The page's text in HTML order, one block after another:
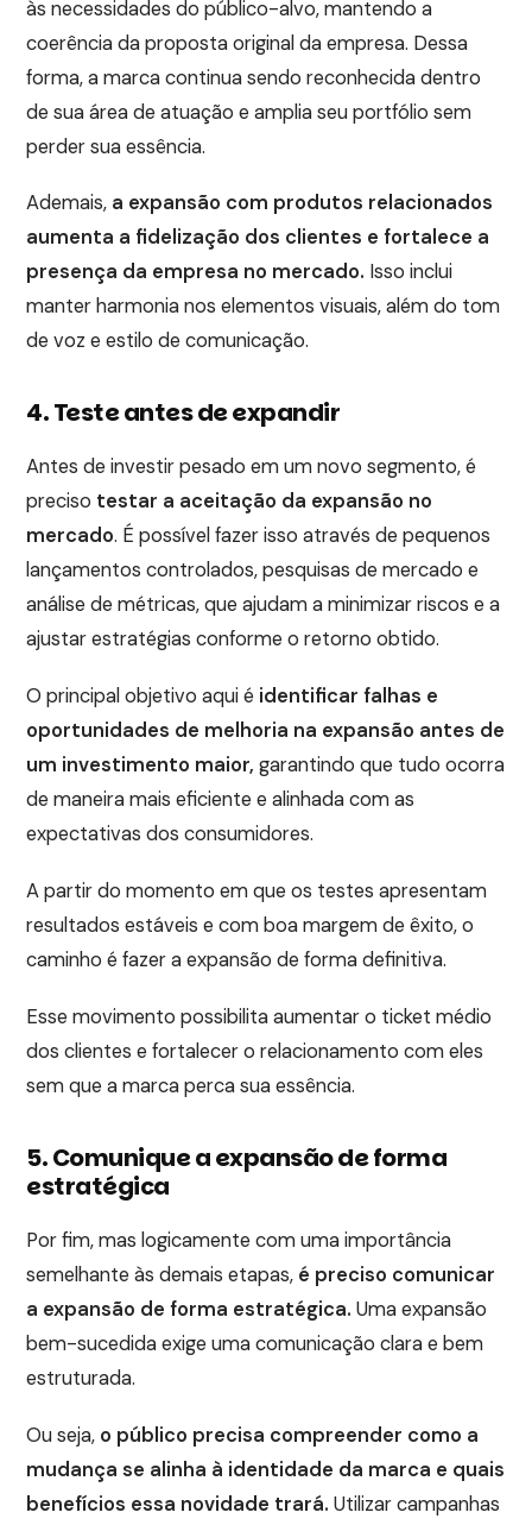
às necessidades do público-alvo, mantendo a
coerência da proposta original da empresa. Dessa
forma, a marca continua sendo reconhecida dentro
de sua área de atuação e amplia seu portfólio sem
perder sua essência.
Ademais, a expansão com produtos relacionados
aumenta a fidelização dos clientes e fortalece a
presença da empresa no mercado. Isso inclui
manter harmonia nos elementos visuais, além do tom
de voz e estilo de comunicação.
4. Teste antes de expandir
Antes de investir pesado em um novo segmento, é
preciso testar a aceitação da expansão no
mercado. É possível fazer isso através de pequenos
lançamentos controlados, pesquisas de mercado e
análise de métricas, que ajudam a minimizar riscos e a
ajustar estratégias conforme o retorno obtido.
O principal objetivo aqui é identificar falhas e
oportunidades de melhoria na expansão antes de
um investimento maior, garantindo que tudo ocorra
de maneira mais eficiente e alinhada com as
expectativas dos consumidores.
A partir do momento em que os testes apresentam
resultados estáveis e com boa margem de êxito, o
caminho é fazer a expansão de forma definitiva.
Esse movimento possibilita aumentar o ticket médio
dos clientes e fortalecer o relacionamento com eles
sem que a marca perca sua essência.
5. Comunique a expansão de forma
estratégica
Por fim, mas logicamente com uma importância
semelhante às demais etapas, é preciso comunicar
a expansão de forma estratégica. Uma expansão
bem-sucedida exige uma comunicação clara e bem
estruturada.
Ou seja, o público precisa compreender como a
mudança se alinha à identidade da marca e quais
benefícios essa novidade trará. Utilizar campanhas